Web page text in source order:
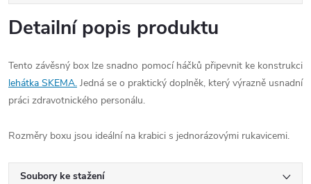
Detailní popis produktu
Tento závěsný box lze snadno pomocí háčků připevnit ke konstrukci
lehátka SKEMA. Jedná se o praktický doplněk, který výrazně usnadní
práci zdravotnického personálu.
Rozměry boxu jsou ideální na krabici s jednorázovými rukavicemi.
Soubory ke stažení